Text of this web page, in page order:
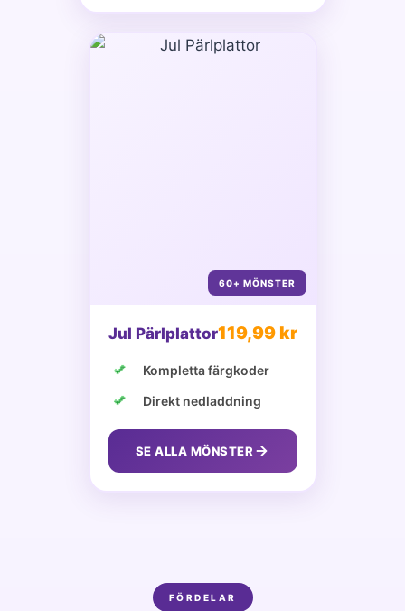
60+ MÖNSTER
Jul Pärlplattor119,99 kr
Kompletta färgkoder
Direkt nedladdning
SE ALLA MÖNSTER
FÖRDELAR